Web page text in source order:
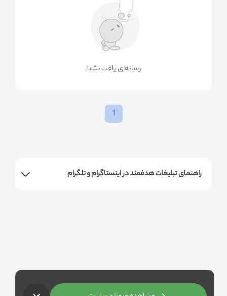
!رسانه‌ای یافت نشد
1
راهنمای تبلیغات هدفمند در اینستاگرام و تلگرام